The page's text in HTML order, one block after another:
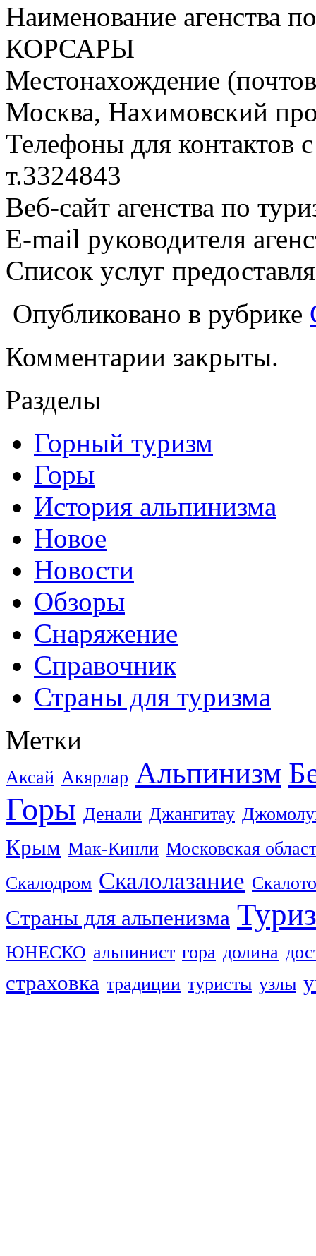
Наименование агенства
КОРСАРЫ
Местонахождение
Москва, Нахимовский
Телефоны для контактов
т.3324843
Веб-сайт агенства по
E-mail руководителя
Список услуг
Опубликовано в рубрике
Комментарии закрыты.
Разделы
Горный туризм
Горы
История альпинизма
Новое
Новости
Обзоры
Снаряжение
Справочник
Страны для туризма
Метки
Аксай Акярлар Альпинизм
Горы Денали Джангитау
Крым Мак-Кинли Московская
Скалодром Скалолазание
Страны для альпенизма
ЮНЕСКО альпинист гора долина
страховка традиции туристы узлы